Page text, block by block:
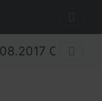
Ohrbooten